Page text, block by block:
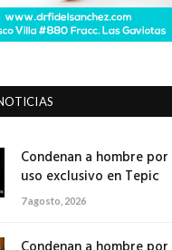
Condenan a hombre
uso exclusivo en Tepic
7 agosto, 2026